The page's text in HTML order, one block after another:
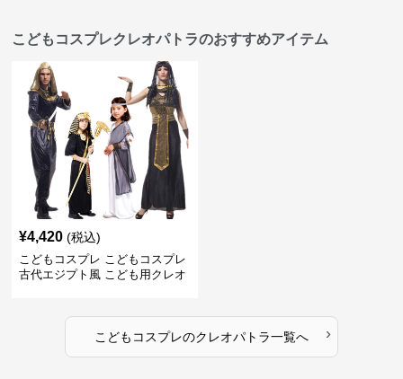
こどもコスプレクレオパトラのおすすめアイテム
¥4,420 (税込)
こどもコスプレ こどもコスプレ
古代エジプト風 こども用クレオ
こどもコスプレのクレオパトラ一覧へ ›